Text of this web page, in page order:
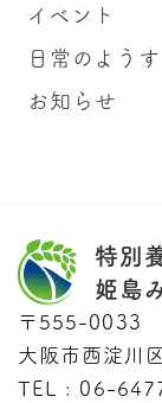
イベント
日常のようす
お知らせ
特別
姫島
〒555-0033
大阪市西淀川
TEL : 06-